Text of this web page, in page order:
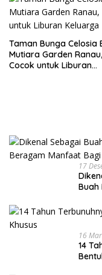
Taman Bunga Celosia
Mutiara Garden Ranau,
Cocok untuk Liburan
17
Buah
16
14